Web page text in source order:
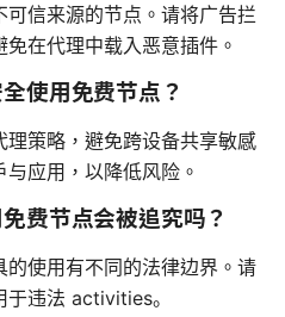
信来源的节点。请将广告拦
在代理中载入恶意插件。
使用免费节点？
策略，避免跨设备共享敏感
应用，以降低风险。
费节点会被追究吗？
使用有不同的法律边界。请
违法 activities。